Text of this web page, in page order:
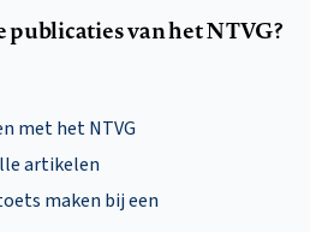
van het NTVG?
met het NTVG
artikelen
maken bij een